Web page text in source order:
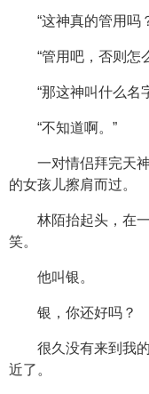
“这神真的管用吗
“管用吧，否则怎
“那这神叫什么名
“不知道啊。”
一对情侣拜完天
的女孩儿擦肩而过。
林陌抬起头，在
笑。
他叫银。
银，你还好吗？
很久没有来到我
近了。